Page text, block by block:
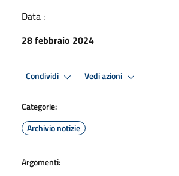
Data :
28 febbraio 2024
Condividi Vedi azioni
Categorie:
Archivio notizie
Argomenti: